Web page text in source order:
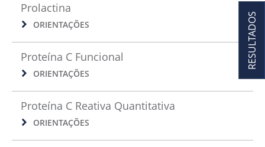
Prolactina
ORIENTAÇÕES
Proteína C Funcional
ORIENTAÇÕES
Proteína C Reativa Quantitativa
ORIENTAÇÕES
RESULTADOS